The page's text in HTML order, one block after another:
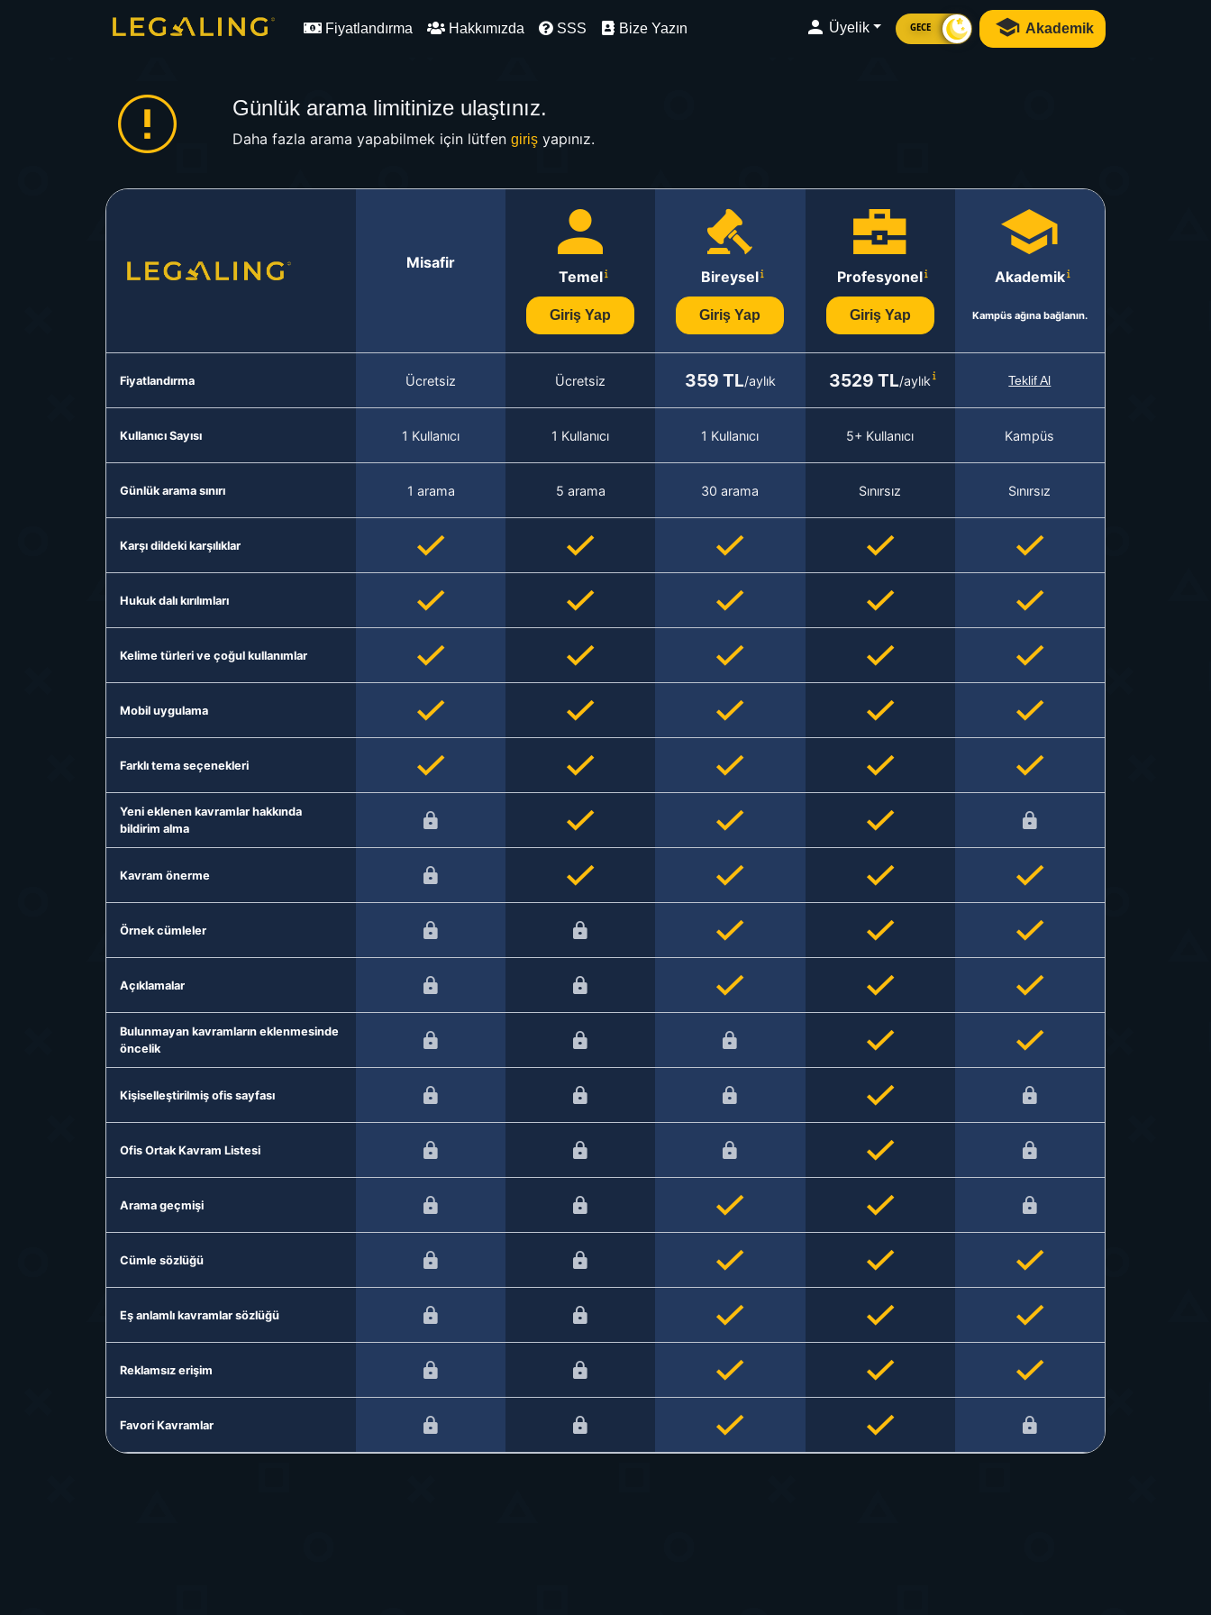
Fiyatlandırma Hakkımızda SSS Bize Yazın Üyelik GECE Akademik
Günlük arama limitinize ulaştınız.
Daha fazla arama yapabilmek için lütfen girişyapınız.
Misafir
Temel
Giriş Yap
Bireysel
Giriş Yap
Profesyonel
Giriş Yap
Akademik
Kampüs ağına bağlanın.
Fiyatlandırma Ücretsiz Ücretsiz 359 TL/aylık 3529 TL/aylık Teklif Al
Kullanıcı Sayısı 1 Kullanıcı 1 Kullanıcı 1 Kullanıcı 5+ Kullanıcı Kampüs
Günlük arama sınırı 1 arama 5 arama 30 arama Sınırsız Sınırsız
Karşı dildeki karşılıklar
Hukuk dalı kırılımları
Kelime türleri ve çoğul kullanımlar
Mobil uygulama
Farklı tema seçenekleri
Yeni eklenen kavramlar hakkında
bildirim alma
Kavram önerme
Örnek cümleler
Açıklamalar
Bulunmayan kavramların eklenmesinde
öncelik
Kişiselleştirilmiş ofis sayfası
Ofis Ortak Kavram Listesi
Arama geçmişi
Cümle sözlüğü
Eş anlamlı kavramlar sözlüğü
Reklamsız erişim
Favori Kavramlar